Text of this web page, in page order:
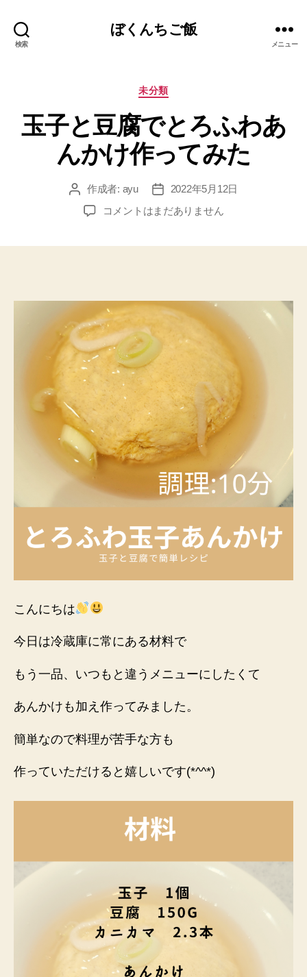
検索
ぼくんちご飯
メニュー
カ
ゴ
リ
ー
未分類
玉子と豆腐でとろふわあ
んかけ作ってみた
投
稿
作成者: ayu
投
稿
日
2022年5月12日
玉
と
ろ
ふ
わ
あ
ん
か
け
作
っ
て
へ
コメントはまだありません
こんにちは
今日は冷蔵庫に常にある材料で
もう一品、いつもと違うメニューにしたくて
あんかけも加え作ってみました。
簡単なので料理が苦手な方も
作っていただけると嬉しいです(*^^*)